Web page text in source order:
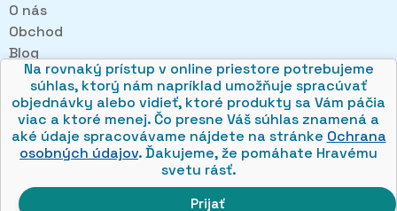
Pri návštevách kamenného obchodu pozorne
načúvame malým aj veľkým, aby sme zistili, čo sa Vám
v obchode páči najviac a mohli sa tak posúvať vpred.
Na rovnaký prístup v online priestore potrebujeme
súhlas, ktorý nám napríklad umožňuje spracúvať
objednávky alebo vidieť, ktoré produkty sa Vám páčia
viac a ktoré menej. Čo presne Váš súhlas znamená a
aké údaje spracovávame nájdete na stránke Ochrana
osobných údajov. Ďakujeme, že pomáhate Hravému
svetu rásť.
Prijať
🍪
O nás
Obchod
Blog
Obchodné podmienky
Ochrana osobných údajov
© 2026 hravysvet.sk